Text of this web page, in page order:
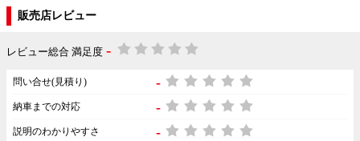
販売店レビュー
レビュー総合 満足度 -
問い合せ(見積り) -
納車までの対応 -
説明のわかりやすさ -